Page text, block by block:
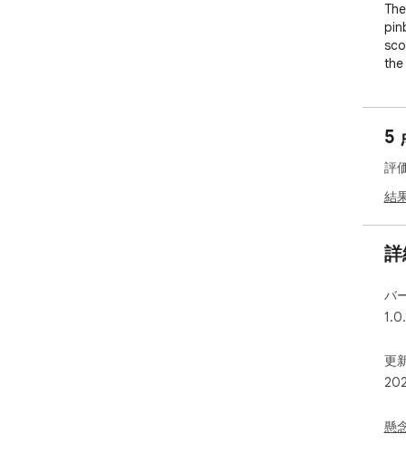
the
for
5
評
結
バ
更
懸